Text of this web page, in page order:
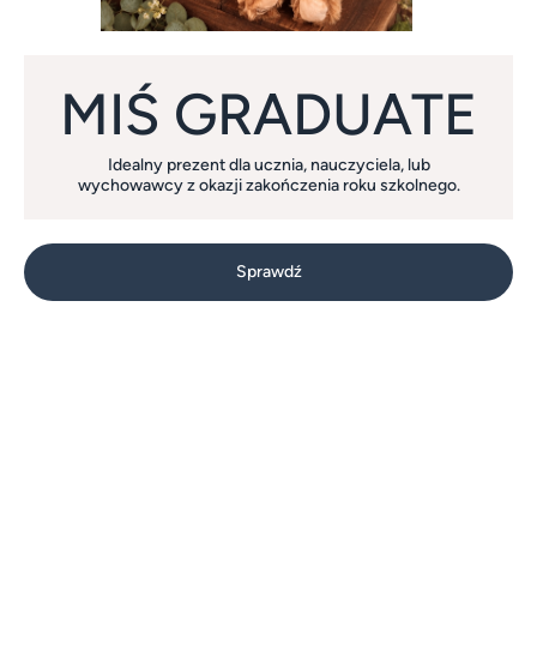
MIŚ GRADUATE
Idealny prezent dla ucznia, nauczyciela, lub
wychowawcy z okazji zakończenia roku szkolnego.
Sprawdź